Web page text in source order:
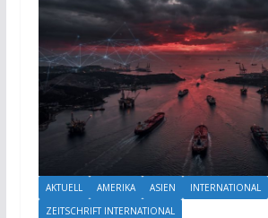
AKTUELL AMERIKA ASIEN INTERNATIONAL
ZEITSCHRIFT INTERNATIONAL